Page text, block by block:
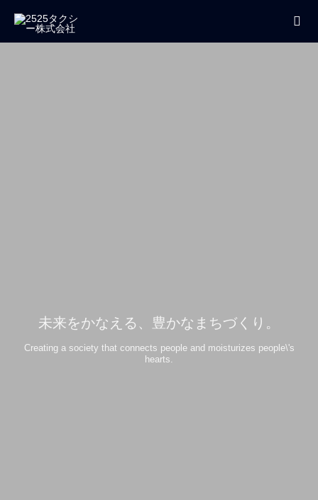
未来をかなえる、豊かなまちづくり。
Creating a society that connects people and moisturizes people\'s
hearts.